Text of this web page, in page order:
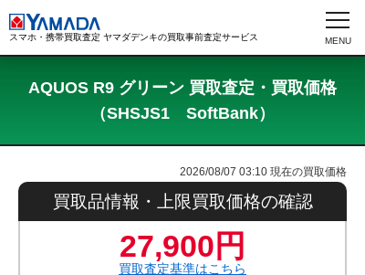
スマホ・携帯買取査定 ヤマダデンキの買取事前査定サービス
AQUOS R9 グリーン 買取査定・買取価格
（SHSJS1 SoftBank）
2026/08/07 03:10 現在の買取価格
買取品情報・上限買取価格の確認
27,900円
買取査定基準はこちら